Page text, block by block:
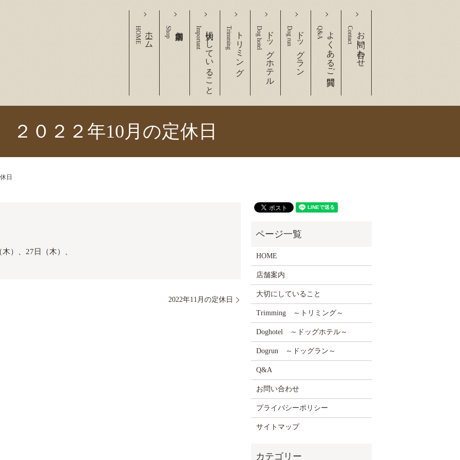
ホーム
HOME Shop 大切にしていること
Important トリミング
Trimming ドッグホテル
Dog hotel ドッグラン
Dog run よくあるご質問
Q&A お問い合わせ
Contact
２０２２年10月の定休日
日
）、27日（木）、
2022年11月の定休日
HOME
店舗案内
大切にしていること
Trimming ～トリミング～
Doghotel ～ドッグホテル～
Dogrun ～ドッグラン～
Q&A
お問い合わせ
プライバシーポリシー
サイトマップ